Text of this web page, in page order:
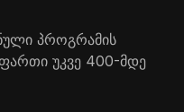
პროგრამის
უკვე 400-მდე